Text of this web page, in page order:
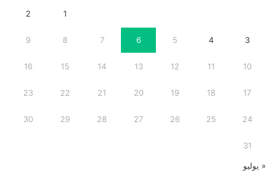
1
2
3
4
5
6
7
8
9
10
11
12
13
14
15
16
17
18
19
20
21
22
23
24
25
26
27
28
29
30
31
« يوليو